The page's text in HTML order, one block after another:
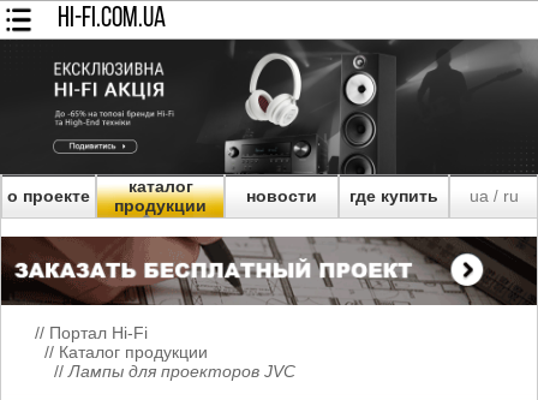
HI-FI.COM.UA
о проекте
каталог
продукции
новости где купить ua/ ru
// Портал Hi-Fi
// Каталог продукции
// Лампы для проекторов JVC